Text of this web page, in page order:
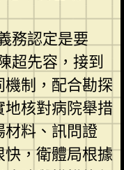
務認定是要
超先容，接到
制，配合勘探
核對病院舉措
料、訊問證
，衛體局根據